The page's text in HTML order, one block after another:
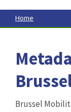
Home
Brussel